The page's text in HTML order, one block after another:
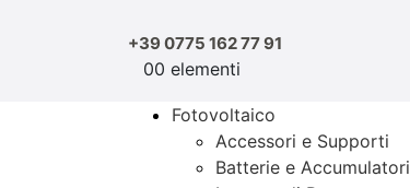
+39 0775 162 77 91
00 elementi
Fotovoltaico
Accessori e Supporti
Batterie e Accumulatori